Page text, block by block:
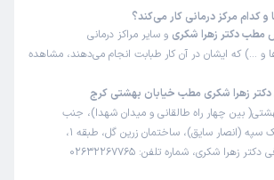
نمیکنم
ومنشی
کدام مرکز درمانی کار می‌کند؟
مطب دکتر زهرا شکری و سایر مراکز درمانی
و …) که ایشان در آن کار طبابت انجام می‌دهند، مشاهده
دکتر زهرا شکری مطب خیابان بهشتی کرج
بین چهار راه طالقانی و میدان شهدا)، جنب
ساختمان سینا و بانک سپه (انصار سایق)، ساختمان زرین گل، طبقه 1،
زهرا شکری، شماره تلفن: 02632267765